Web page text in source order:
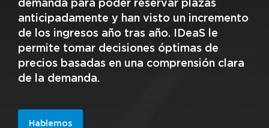
demanda para poder reservar plazas
anticipadamente y han visto un incremento
de los ingresos año tras año. IDeaS le
permite tomar decisiones óptimas de
precios basadas en una comprensión clara
de la demanda.
Hablemos